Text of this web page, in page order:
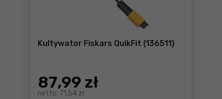
Kultywator Fiskars QuikFit (136511)
87,99 zł
netto: 71,54 zł